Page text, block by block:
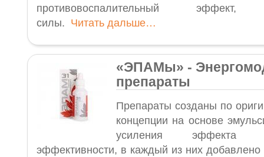
противовоспалительный эффект,
силы. Читать дальше…
«ЭПАМы» -
препараты
Препараты созданы по
концепции на основе
усиления эффекта
эффективности, в каждый из них